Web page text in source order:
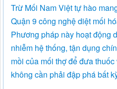
Trừ Mối Nam Việt tự hào
Quận 9 công nghệ diệt mối
Phương pháp này hoạt động
nhiễm hệ thống, tận dụng
mồi của mối thợ để đưa
không cần phải đập phá bất